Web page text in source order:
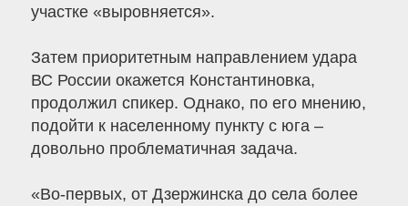
участке «выровняется».
Затем приоритетным направлением удара
ВС России окажется Константиновка,
продолжил спикер. Однако, по его мнению,
подойти к населенному пункту с юга –
довольно проблематичная задача.
«Во-первых, от Дзержинска до села более